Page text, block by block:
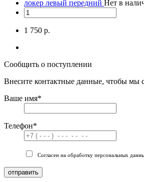
локер левый передний Нет в
1 750 р.
Сообщить о поступлении
Внесите контактные данные, чтобы мы
Ваше имя*
Телефон*
Согласен на обработку персональных
отправить